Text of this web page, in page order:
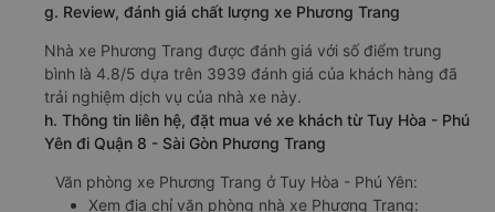
g. Review, đánh giá chất lượng xe Phương Trang
Nhà xe Phương Trang được đánh giá với số điểm trung
bình là 4.8/5 dựa trên 3939 đánh giá của khách hàng đã
trải nghiệm dịch vụ của nhà xe này.
h. Thông tin liên hệ, đặt mua vé xe khách từ Tuy Hòa - Phú
Yên đi Quận 8 - Sài Gòn Phương Trang
Văn phòng xe Phương Trang ở Tuy Hòa - Phú Yên:
Xem địa chỉ văn phòng nhà xe Phương Trang: